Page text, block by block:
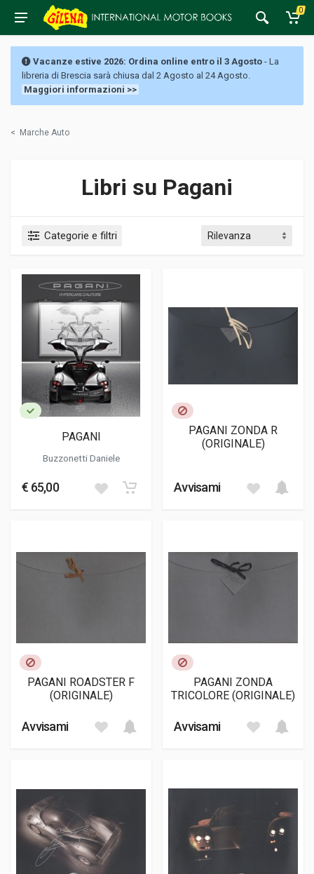
0
Vacanze estive 2026: Ordina online entro il 3 Agosto - La
libreria di Brescia sarà chiusa dal 2 Agosto al 24 Agosto.
Maggiori informazioni >>
< Marche Auto
Libri su Pagani
Categorie e filtri
PAGANI
Buzzonetti Daniele
€ 65,00
PAGANI ZONDA R
(ORIGINALE)
Avvisami
PAGANI ROADSTER F
(ORIGINALE)
Avvisami
PAGANI ZONDA
TRICOLORE (ORIGINALE)
Avvisami